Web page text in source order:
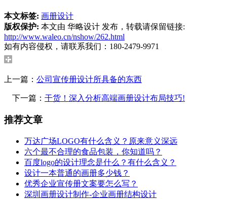
本文标签: 画册设计
版权保护: 本文由 华略设计 发布，转载请保留链接:
http://www.waleo.cn/nshow/262.html
如有内容侵权，请联系我们：180-2479-9971
上一篇： 公司宣传册设计所具备的东西
下一篇： 干货！深入分析高端画册设计布局技巧!
推荐文章
万达广场LOGO有什么含义？原来意义深远
六个最不合理的食品包装，你知道吗？
百度logo的设计理念是什么？有什么含义？
设计一本普通的画册多少钱？
优秀企业宣传册文案要怎么写？
深圳画册设计制作-企业画册结构设计